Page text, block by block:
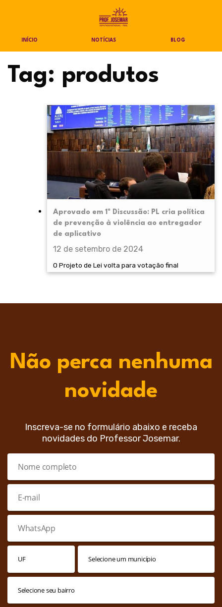
INÍCIO NOTÍCIAS BLOG
Tag: produtos
Aprovado em 1ª Discussão: PL cria política
de prevenção à violência ao entregador
de aplicativo
12 de setembro de 2024
O Projeto de Lei volta para votação final
Não perca nenhuma
novidade
Inscreva-se no formulário abaixo e receba
novidades do Professor Josemar.